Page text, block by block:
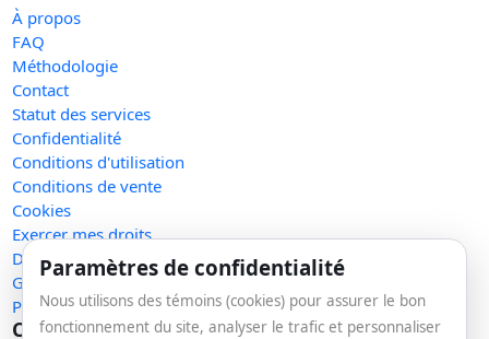
À propos
FAQ
Méthodologie
Contact
Statut des services
Confidentialité
Conditions d'utilisation
Conditions de vente
Cookies
Exercer mes droits
Demande de retrait
Gérer les témoins
Plan du site
Communauté
Paramètres de confidentialité
Nous utilisons des témoins (cookies) pour assurer le bon
fonctionnement du site, analyser le trafic et personnaliser